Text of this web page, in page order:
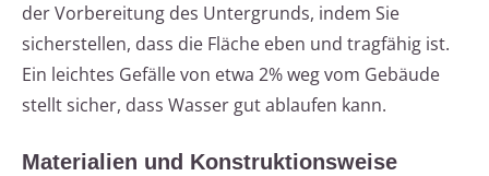
der Vorbereitung des Untergrunds, indem Sie
sicherstellen, dass die Fläche eben und tragfähig ist.
Ein leichtes Gefälle von etwa 2% weg vom Gebäude
stellt sicher, dass Wasser gut ablaufen kann.
Materialien und Konstruktionsweise